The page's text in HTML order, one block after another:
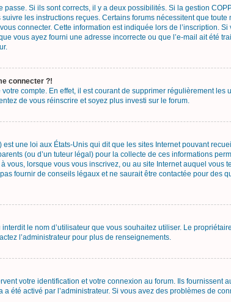
Si ils sont corrects, il y a deux possibilités. Si la gestion
les instructions reçues. Certains forums nécessitent que
connecter. Cette information est indiquée lors de l’inscription.
vous ayez fourni une adresse incorrecte ou que l’e-mail ait été
connecter ?!
compte. En effet, il est courant de supprimer régulièrement les
de vous réinscrire et soyez plus investi sur le forum.
une loi aux États-Unis qui dit que les sites Internet pouvant
(ou d’un tuteur légal) pour la collecte de ces informations
vous, lorsque vous vous inscrivez, ou au site Internet auquel vous
fournir de conseils légaux et ne saurait être contactée pour des
le nom d’utilisateur que vous souhaitez utiliser. Le
l’administrateur pour plus de renseignements.
votre identification et votre connexion au forum. Ils fournissent
a été activé par l’administrateur. Si vous avez des problèmes de